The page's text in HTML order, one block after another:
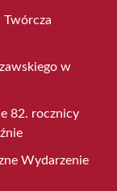
w
82. rocznicy
Wydarzenie